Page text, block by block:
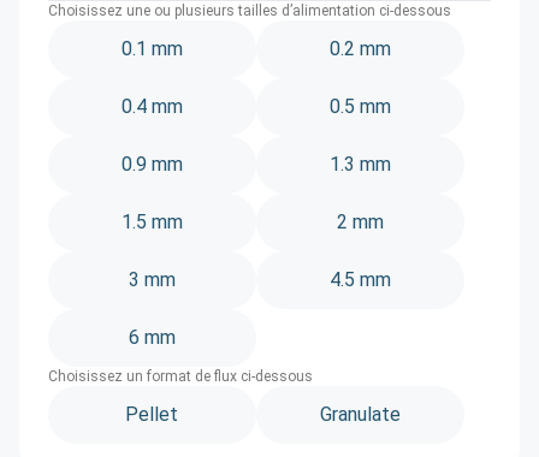
Choisissez une ou plusieurs tailles d’alimentation ci-dessous
0.1 mm 0.2 mm
0.4 mm 0.5 mm
0.9 mm 1.3 mm
1.5 mm 2 mm
3 mm 4.5 mm
6 mm
Choisissez un format de flux ci-dessous
Pellet Granulate